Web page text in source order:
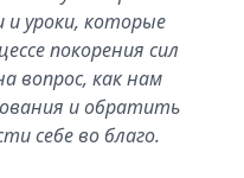
и уроки, которые
покорения сил
вопрос, как нам
и обратить
себе во благо.